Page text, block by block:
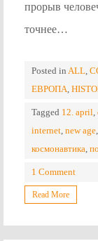
прорыв
точнее…
Posted in ALL,
ЕВРОПА,
Tagged 12. april,
internet, new age,
космонавтика,
1 Comment
Read More